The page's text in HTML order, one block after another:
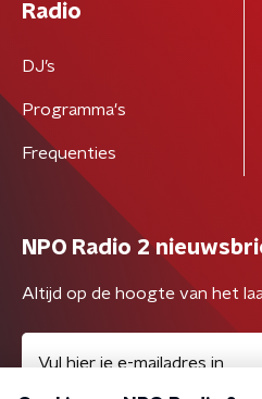
Radio
DJ’s
Programma's
Frequenties
NPO Radio 2
Altijd op de hoogte van het